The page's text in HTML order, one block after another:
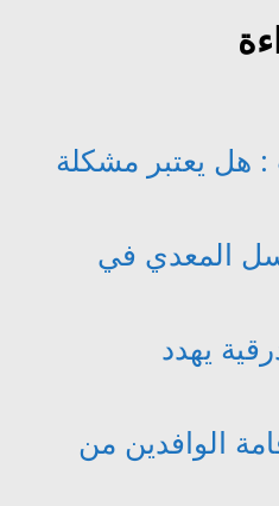
: هل يعتبر مشكلة
المعدي في
يهدد
الوافدين من